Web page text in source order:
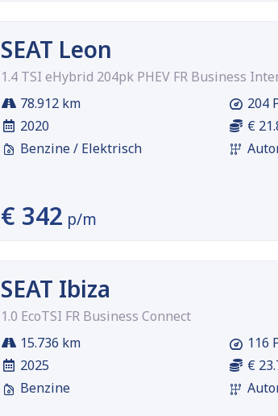
SEAT Leon
1.4 TSI eHybrid 204pk PHEV FR Business
78.912 km
2020
Benzine / Elektrisch
204
€
€ 342 p/m
SEAT Ibiza
1.0 EcoTSI FR Business Connect
15.736 km
2025
Benzine
116
€